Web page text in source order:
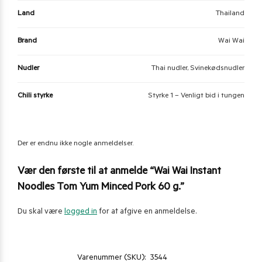
Land Thailand
Brand Wai Wai
Nudler Thai nudler, Svinekødsnudler
Chili styrke Styrke 1 – Venligt bid i tungen
Der er endnu ikke nogle anmeldelser.
Vær den første til at anmelde “Wai Wai Instant
Noodles Tom Yum Minced Pork 60 g.”
Du skal være logged in for at afgive en anmeldelse.
Varenummer (SKU): 3544